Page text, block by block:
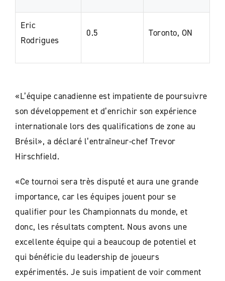
Eric
Rodrigues
0.5 Toronto, ON
«L’équipe canadienne est impatiente de poursuivre
son développement et d’enrichir son expérience
internationale lors des qualifications de zone au
Brésil», a déclaré l’entraîneur-chef Trevor
Hirschfield.
«Ce tournoi sera très disputé et aura une grande
importance, car les équipes jouent pour se
qualifier pour les Championnats du monde, et
donc, les résultats comptent. Nous avons une
excellente équipe qui a beaucoup de potentiel et
qui bénéficie du leadership de joueurs
expérimentés. Je suis impatient de voir comment